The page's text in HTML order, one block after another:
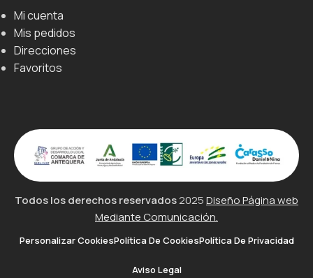
Mi cuenta
Mis pedidos
Direcciones
Favoritos
Todos los derechos reservados2025Diseño Página web
Mediante Comunicación.
Personalizar CookiesPolítica De CookiesPolítica De Privacidad
Aviso Legal